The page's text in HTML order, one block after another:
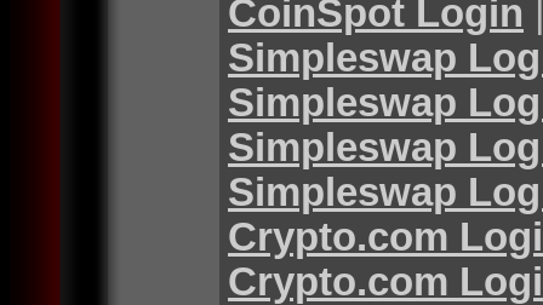
CoinSpot Login
Simpleswap
Simpleswap
Simpleswap
Simpleswap
Crypto.com
Crypto.com